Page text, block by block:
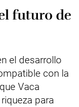
futuro de
el desarrollo
con la
Vaca
para